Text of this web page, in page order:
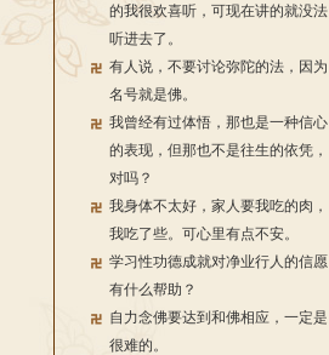
的我很欢喜听，可现在讲的就没法
听进去了。
有人说，不要讨论弥陀的法，因为
名号就是佛。
我曾经有过体悟，那也是一种信心
的表现，但那也不是往生的依凭，
对吗？
我身体不太好，家人要我吃的肉，
我吃了些。可心里有点不安。
学习性功德成就对净业行人的信愿
有什么帮助？
自力念佛要达到和佛相应，一定是
很难的。